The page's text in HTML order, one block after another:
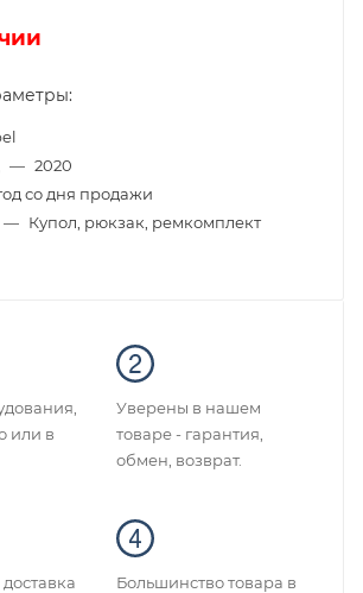
— 2020
со дня продажи
— Купол, рюкзак, ремкомплект
или в
Уверены в нашем
товаре - гарантия,
обмен, возврат.
Большинство товара в